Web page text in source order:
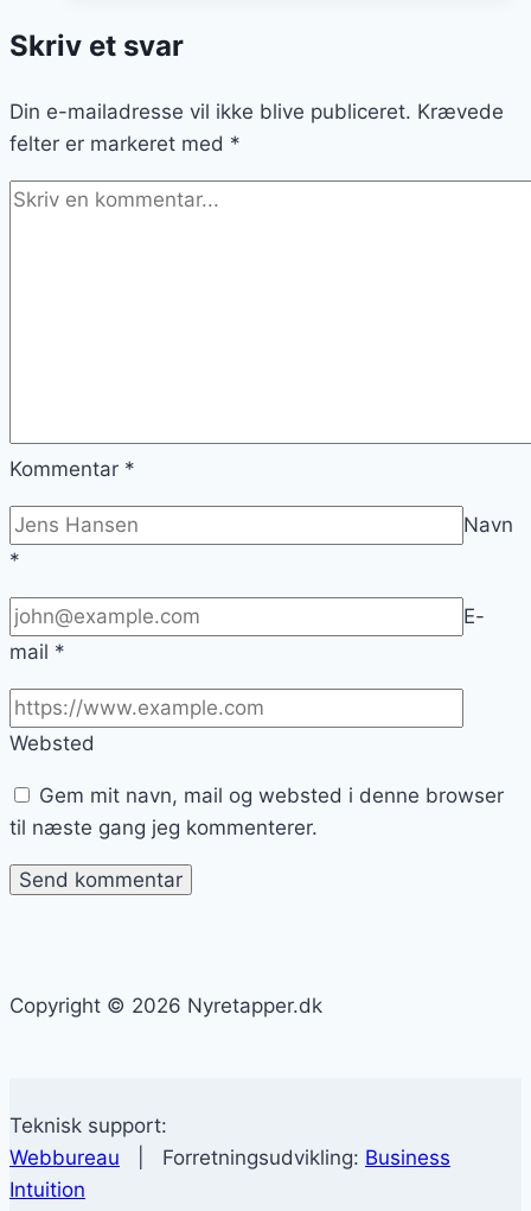
en
middag
Skriv et svar
Din e-mailadresse vil ikke blive publiceret. Krævede
felter er markeret med *
Kommentar *
Navn
*
E-
mail *
Websted
Gem mit navn, mail og websted i denne browser
til næste gang jeg kommenterer.
Copyright © 2026 Nyretapper.dk
Teknisk support:
Webbureau | Forretningsudvikling: Business
Intuition